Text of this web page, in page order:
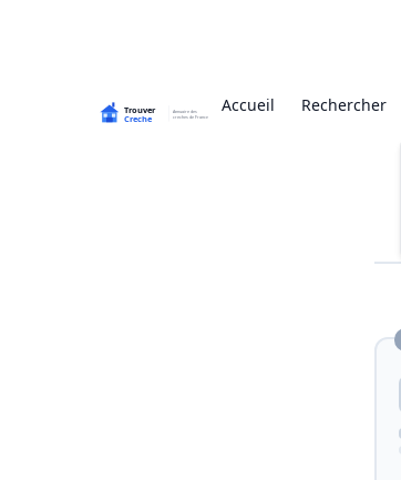
Accueil Rechercher